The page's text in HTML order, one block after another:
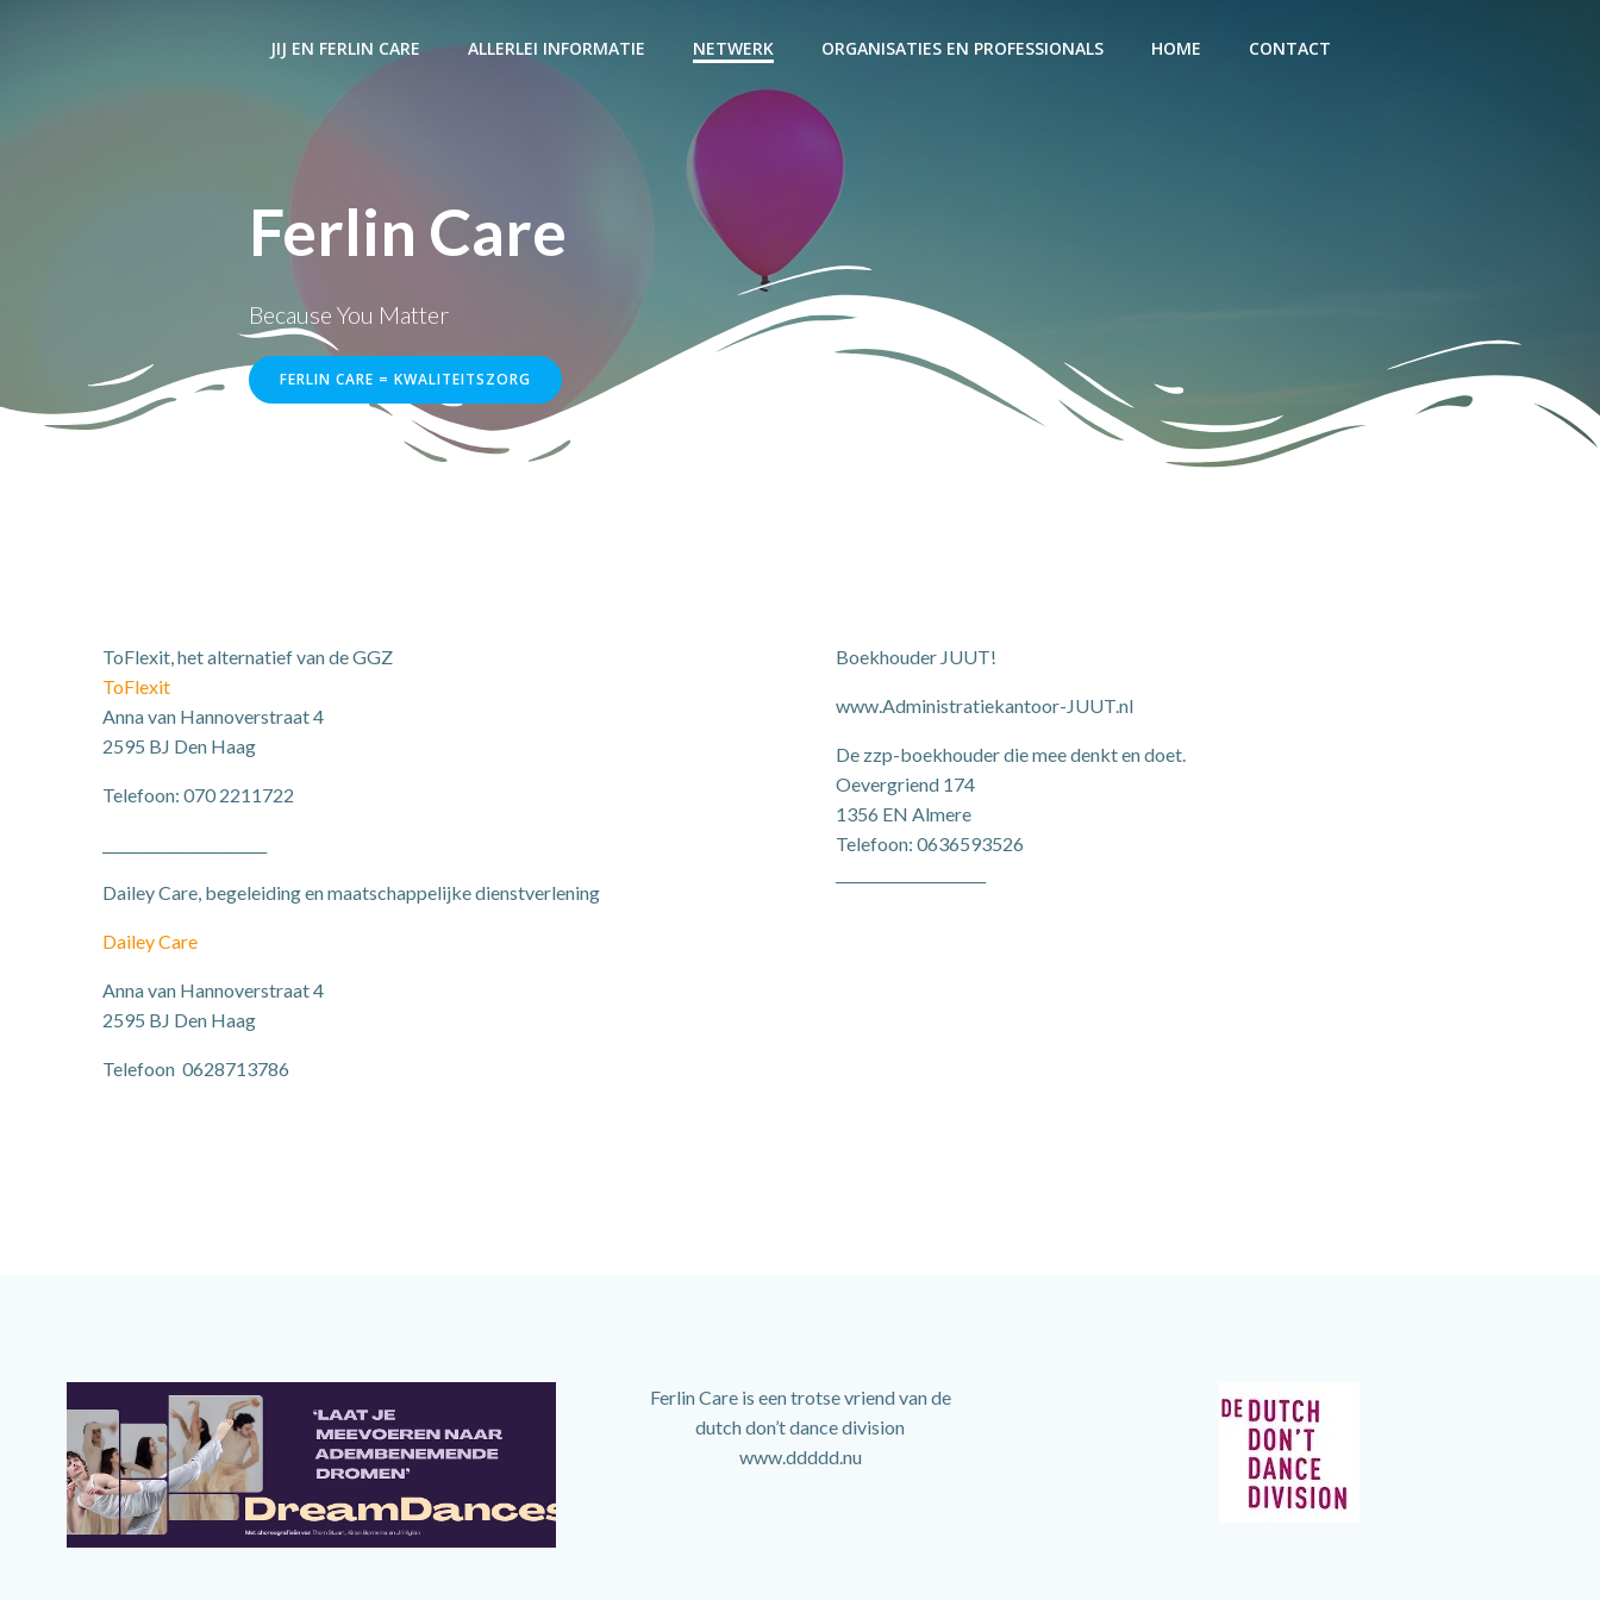
JIJ EN FERLIN CARE ALLERLEI INFORMATIE NETWERK ORGANISATIES EN PROFESSIONALS HOME CONTACT
Ferlin Care
Because You Matter
FERLIN CARE = KWALITEITSZORG
ToFlexit, het alternatief van de GGZ
ToFlexit
Anna van Hannoverstraat 4
2595 BJ Den Haag
Telefoon: 070 2211722
Dailey Care, begeleiding en maatschappelijke dienstverlening
Dailey Care
Anna van Hannoverstraat 4
2595 BJ Den Haag
Telefoon 0628713786
Boekhouder JUUT!
www.Administratiekantoor-JUUT.nl
De zzp-boekhouder die mee denkt en doet.
Oevergriend 174
1356 EN Almere
Telefoon: 0636593526
Ferlin Care is een trotse vriend van de
dutch don’t dance division
www.ddddd.nu